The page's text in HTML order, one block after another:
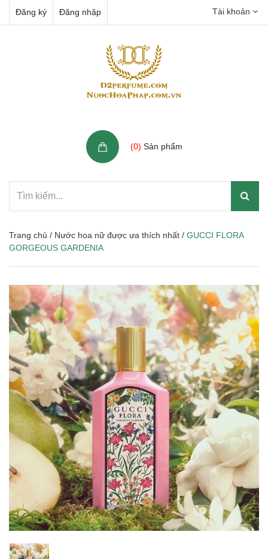
Đăng ký Đăng nhập Tài khoản
(0) Sản phẩm
Trang chủ / Nước hoa nữ được ưa thích nhất / GUCCI FLORA
GORGEOUS GARDENIA